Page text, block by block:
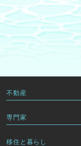
不動産
専門家
移住と暮らし